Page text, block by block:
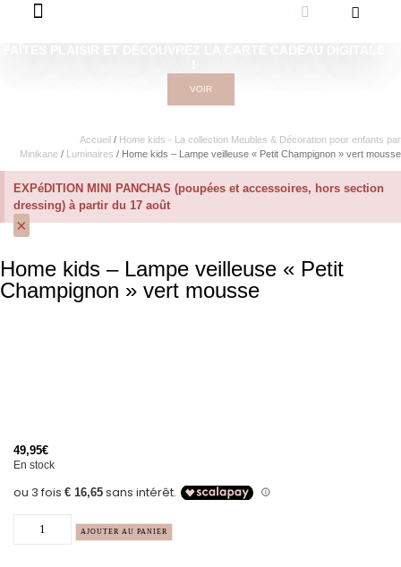
VOIR
Accueil / Home kids - La collection Meubles & Décoration pour enfants par
Minikane / Luminaires / Home kids – Lampe veilleuse « Petit Champignon » vert mousse
EXPéDITION MINI PANCHAS (poupées et accessoires, hors section
dressing) à partir du 17 août
×
Home kids – Lampe veilleuse « Petit
Champignon » vert mousse
49,95€
En stock
AJOUTER AU PANIER